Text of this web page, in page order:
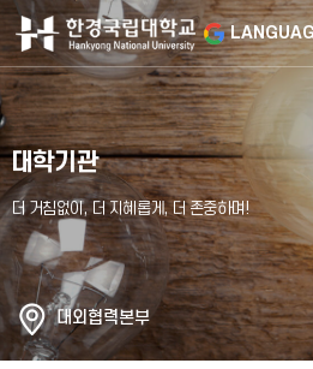
대학기관
대외협력본부